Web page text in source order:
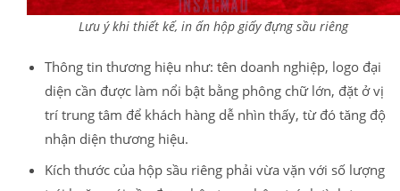
Lưu ý khi thiết kế, in ấn hộp giấy đựng sầu riêng
Thông tin thương hiệu như: tên doanh nghiệp, logo đại
diện cần được làm nổi bật bằng phông chữ lớn, đặt ở vị
trí trung tâm để khách hàng dễ nhìn thấy, từ đó tăng độ
nhận diện thương hiệu.
Kích thước của hộp sầu riêng phải vừa vặn với số lượng